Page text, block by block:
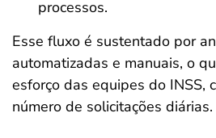
processos.
Esse fluxo é sustentado por
automatizadas e manuais, o
esforço das equipes do INSS,
número de solicitações diárias.